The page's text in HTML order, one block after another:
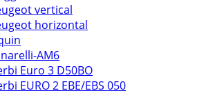
vertical
horizontal
AM6
Euro 3 D50BO
EURO 2 EBE/EBS 050